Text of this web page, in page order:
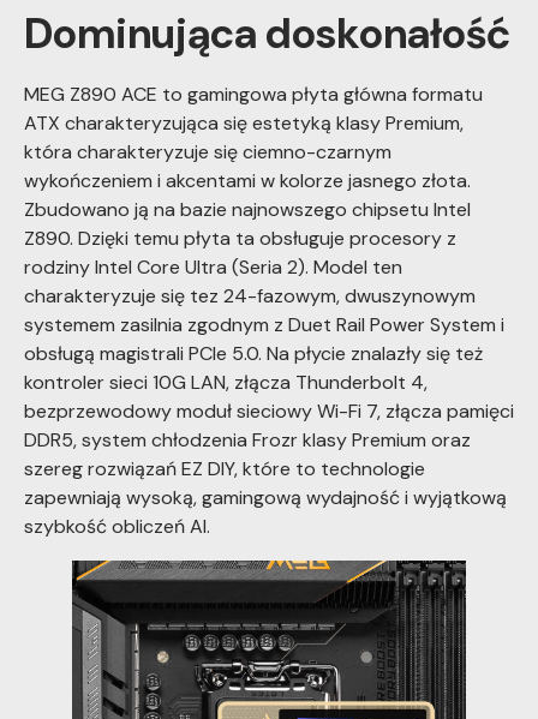
Dominująca doskonałość
MEG Z890 ACE to gamingowa płyta główna formatu
ATX charakteryzująca się estetyką klasy Premium,
która charakteryzuje się ciemno-czarnym
wykończeniem i akcentami w kolorze jasnego złota.
Zbudowano ją na bazie najnowszego chipsetu Intel
Z890. Dzięki temu płyta ta obsługuje procesory z
rodziny Intel Core Ultra (Seria 2). Model ten
charakteryzuje się tez 24-fazowym, dwuszynowym
systemem zasilnia zgodnym z Duet Rail Power System i
obsługą magistrali PCIe 5.0. Na płycie znalazły się też
kontroler sieci 10G LAN, złącza Thunderbolt 4,
bezprzewodowy moduł sieciowy Wi-Fi 7, złącza pamięci
DDR5, system chłodzenia Frozr klasy Premium oraz
szereg rozwiązań EZ DIY, które to technologie
zapewniają wysoką, gamingową wydajność i wyjątkową
szybkość obliczeń AI.